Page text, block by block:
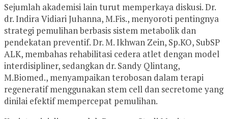
Sejumlah akademisi lain turut memperkaya diskusi. Dr.
dr. Indira Vidiari Juhanna, M.Fis., menyoroti pentingnya
strategi pemulihan berbasis sistem metabolik dan
pendekatan preventif. Dr. M. Ikhwan Zein, Sp.KO, SubSP
ALK, membahas rehabilitasi cedera atlet dengan model
interdisipliner, sedangkan dr. Sandy Qlintang,
M.Biomed., menyampaikan terobosan dalam terapi
regeneratif menggunakan stem cell dan secretome yang
dinilai efektif mempercepat pemulihan.